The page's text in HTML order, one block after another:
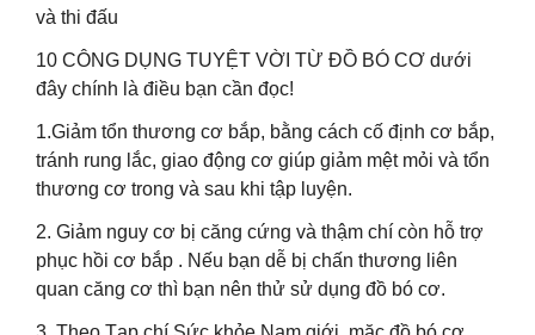
và thi đấu
10 CÔNG DỤNG TUYỆT VỜI TỪ ĐỒ BÓ CƠ dưới
đây chính là điều bạn cần đọc!
1.Giảm tổn thương cơ bắp, bằng cách cố định cơ bắp,
tránh rung lắc, giao động cơ giúp giảm mệt mỏi và tổn
thương cơ trong và sau khi tập luyện.
2. Giảm nguy cơ bị căng cứng và thậm chí còn hỗ trợ
phục hồi cơ bắp . Nếu bạn dễ bị chấn thương liên
quan căng cơ thì bạn nên thử sử dụng đồ bó cơ.